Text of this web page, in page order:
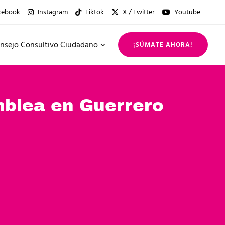
Instagram Tiktok X / Twitter Youtube
Consultivo Ciudadano ¡SÚMATE AHORA!
en Guerrero